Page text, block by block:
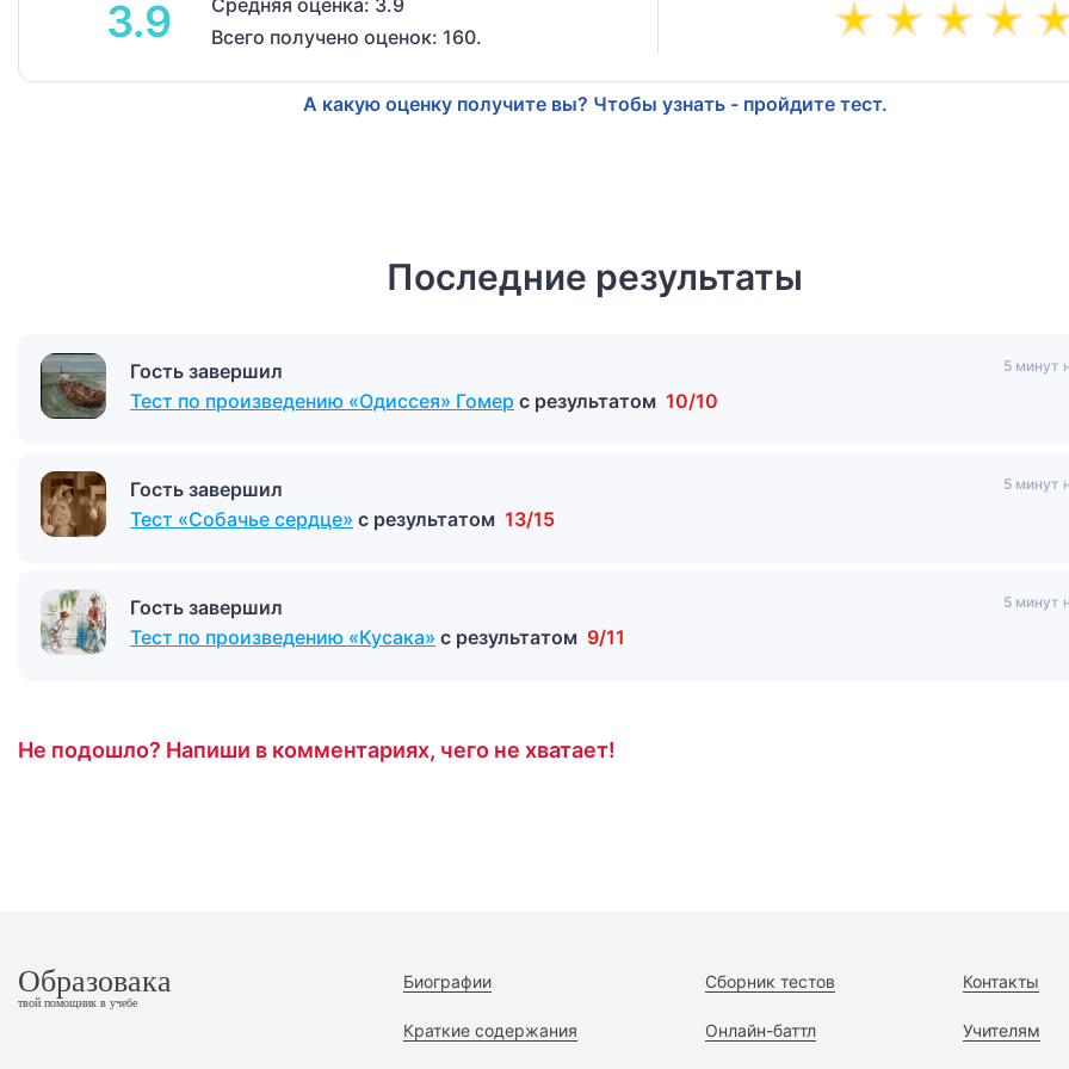
3.9
Средняя оценка: 3.9
Всего получено оценок: 160.
А какую оценку получите вы? Чтобы узнать - пройдите тест.
Последние результаты
Гость завершил
Тест по произведению «Одиссея» Гомер с результатом 10/10
5 минут
Гость завершил
Тест «Собачье сердце» с результатом 13/15
5 минут
Гость завершил
Тест по произведению «Кусака» с результатом 9/11
5 минут
Не подошло? Напиши в комментариях, чего не хватает!
Образовака
твой помощник в учебе
Биографии
Краткие содержания
Сборник тестов
Онлайн-баттл
Контакты
Учителям